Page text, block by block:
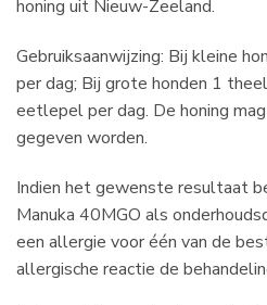
honing uit Nieuw-Zeeland.
Gebruiksaanwijzing: Bij kleine
per dag; Bij grote honden 1
eetlepel per dag. De honing
gegeven worden.
Indien het gewenste resultaat
Manuka 40MGO als
een allergie voor één van de
allergische reactie de